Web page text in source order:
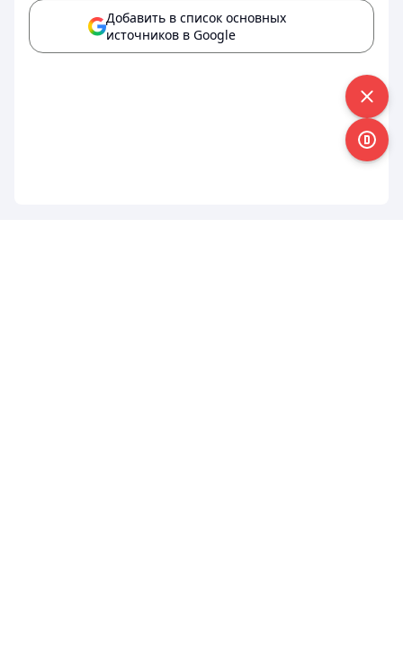
Добавить в список основных
источников в Google